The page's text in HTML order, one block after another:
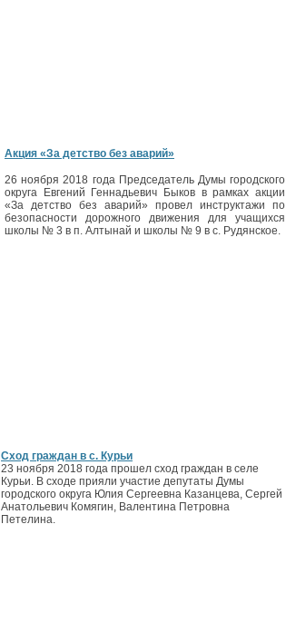
Акция «За детство без аварий»
26 ноября 2018 года Председатель Думы городского
округа Евгений Геннадьевич Быков в рамках акции
«За детство без аварий» провел инструктажи по
безопасности дорожного движения для учащихся
школы № 3 в п. Алтынай и школы № 9 в с. Рудянское.
Сход граждан в с. Курьи
23 ноября 2018 года прошел сход граждан в селе
Курьи. В сходе прияли участие депутаты Думы
городского округа Юлия Сергеевна Казанцева, Сергей
Анатольевич Комягин, Валентина Петровна
Петелина.